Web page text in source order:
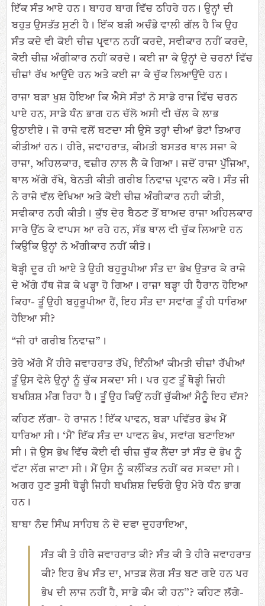
ਇੱਕ ਸੰਤ ਆਏ ਹਨ। ਬਾਹਰ ਬਾਗ ਵਿੱਚ ਠਹਿਰੇ ਹਨ। ਉਨ੍ਹਾਂ ਦੀ
ਬਹੁਤ ਉਸਤੱਤ ਸੁਣੀ ਹੈ। ਇੱਕ ਬੜੀ ਅਚੰਭੇ ਵਾਲੀ ਗੱਲ ਹੈ ਕਿ ਉਹ
ਸੰਤ ਕਦੇ ਵੀ ਕੋਈ ਚੀਜ਼ ਪ੍ਰਵਾਨ ਨਹੀਂ ਕਰਦੇ, ਸਵੀਕਾਰ ਨਹੀਂ ਕਰਦੇ,
ਕੋਈ ਚੀਜ਼ ਅੰਗੀਕਾਰ ਨਹੀਂ ਕਰਦੇ। ਕਈ ਜਾ ਕੇ ਉਨ੍ਹਾਂ ਦੇ ਚਰਨਾਂ ਵਿੱਚ
ਚੀਜ਼ਾਂ ਰੱਖ ਆਉਂਦੇ ਹਨ ਅਤੇ ਕਈ ਜਾ ਕੇ ਚੁੱਕ ਲਿਆਉਂਦੇ ਹਨ।
ਰਾਜਾ ਬੜਾ ਖੁਸ਼ ਹੋਇਆ ਕਿ ਐਸੇ ਸੰਤਾਂ ਨੇ ਸਾਡੇ ਰਾਜ ਵਿੱਚ ਚਰਨ
ਪਾਏ ਹਨ, ਸਾਡੇ ਧੰਨ ਭਾਗ ਹਨ ਚੱਲੋ ਅਸੀ ਵੀ ਚੱਲ ਕੇ ਲਾਭ
ਉਠਾਈਏ। ਜੋ ਰਾਜੇ ਵਲੋਂ ਬਣਦਾ ਸੀ ਉਸੇ ਤਰ੍ਹਾਂ ਦੀਆਂ ਭੇਟਾਂ ਤਿਆਰ
ਕੀਤੀਆਂ ਹਨ। ਹੀਰੇ, ਜਵਾਹਰਾਤ, ਕੀਮਤੀ ਬਸਤਰ ਥਾਲ ਸਜਾ ਕੇ
ਰਾਜਾ, ਅਹਿਲਕਾਰ, ਵਜ਼ੀਰ ਨਾਲ ਲੈ ਕੇ ਗਿਆ। ਜਦੋਂ ਰਾਜਾ ਪੁੱਜਿਆ,
ਥਾਲ ਅੱਗੇ ਰੱਖੇ, ਬੇਨਤੀ ਕੀਤੀ ਗਰੀਬ ਨਿਵਾਜ਼ ਪ੍ਰਵਾਨ ਕਰੋ। ਸੰਤ ਜੀ
ਨੇ ਰਾਜੇ ਵੱਲ ਵੇਖਿਆ ਅਤੇ ਕੋਈ ਚੀਜ਼ ਅੰਗੀਕਾਰ ਨਹੀ ਕੀਤੀ,
ਸਵੀਕਾਰ ਨਹੀ ਕੀਤੀ। ਕੁੱਝ ਦੇਰ ਬੈਠਣ ਤੋਂ ਬਾਅਦ ਰਾਜਾ ਅਹਿਲਕਾਰ
ਸਾਰੇ ਉੱਠ ਕੇ ਵਾਪਸ ਆ ਰਹੇ ਹਨ, ਸੱਭ ਥਾਲ ਵੀ ਚੁੱਕ ਲਿਆਏ ਹਨ
ਕਿਉਂਕਿ ਉਨ੍ਹਾਂ ਨੇ ਅੰਗੀਕਾਰ ਨਹੀਂ ਕੀਤੇ।
ਥੋੜ੍ਹੀ ਦੂਰ ਹੀ ਆਏ ਤੇ ਉਹੀ ਬਹੁਰੂਪੀਆ ਸੰਤ ਦਾ ਭੇਖ ਉਤਾਰ ਕੇ ਰਾਜੇ
ਦੇ ਅੱਗੇ ਹੱਥ ਜੋੜ ਕੇ ਖੜ੍ਹਾ ਹੋ ਗਿਆ। ਰਾਜਾ ਬੜ੍ਹਾ ਹੀ ਹੈਰਾਨ ਹੋਇਆ
ਕਿਹਾ- ਤੂੰ ਉਹੀ ਬਹੁਰੂਪੀਆ ਹੈਂ, ਇਹ ਸੰਤ ਦਾ ਸਵਾਂਗ ਤੂੰ ਹੀ ਧਾਰਿਆ
ਹੋਇਆ ਸੀ?
“ਜੀ ਹਾਂ ਗਰੀਬ ਨਿਵਾਜ਼”।
ਤੇਰੇ ਅੱਗੇ ਮੈਂ ਹੀਰੇ ਜਵਾਹਰਾਤ ਰੱਖੇ, ਇੰਨੀਆਂ ਕੀਮਤੀ ਚੀਜ਼ਾਂ ਰੱਖੀਆਂ
ਤੂੰ ਉਸ ਵੇਲੇ ਉਨ੍ਹਾਂ ਨੂੰ ਚੁੱਕ ਸਕਦਾ ਸੀ। ਪਰ ਹੁਣ ਤੂੰ ਥੋੜ੍ਹੀ ਜਿਹੀ
ਬਖਸ਼ਿਸ਼ ਮੰਗ ਰਿਹਾ ਹੈ। ਤੂੰ ਉਹ ਕਿਉਂ ਨਹੀਂ ਚੁੱਕੀਆਂ ਮੈਨੂੰ ਇਹ ਦੱਸ?
ਕਹਿਣ ਲੱਗਾ- ਹੇ ਰਾਜਨ ! ਇੱਕ ਪਾਵਨ, ਬੜਾ ਪਵਿੱਤਰ ਭੇਖ ਮੈਂ
ਧਾਰਿਆ ਸੀ। ‘ਮੈਂ’ ਇੱਕ ਸੰਤ ਦਾ ਪਾਵਨ ਭੇਖ, ਸਵਾਂਗ ਬਣਾਇਆ
ਸੀ। ਜੇ ਉਸ ਭੇਖ ਵਿੱਚ ਕੋਈ ਵੀ ਚੀਜ਼ ਚੁੱਕ ਲੈਂਦਾ ਤਾਂ ਸੰਤ ਦੇ ਭੇਖ ਨੂੰ
ਵੱਟਾ ਲੱਗ ਜਾਣਾ ਸੀ। ਮੈਂ ਉਸ ਨੂੰ ਕਲੰਕਿਤ ਨਹੀਂ ਕਰ ਸਕਦਾ ਸੀ।
ਅਗਰ ਹੁਣ ਤੁਸੀ ਥੋੜ੍ਹੀ ਜਿਹੀ ਬਖਸ਼ਿਸ਼ ਦਿਓਗੇ ਉਹ ਮੇਰੇ ਧੰਨ ਭਾਗ
ਹਨ।
ਬਾਬਾ ਨੰਦ ਸਿੰਘ ਸਾਹਿਬ ਨੇ ਦੋ ਦਫਾ ਦੁਹਰਾਇਆ,
ਸੰਤ ਕੀ ਤੇ ਹੀਰੇ ਜਵਾਹਰਾਤ ਕੀ? ਸੰਤ ਕੀ ਤੇ ਹੀਰੇ ਜਵਾਹਰਾਤ
ਕੀ? ਇਹ ਭੇਖ ਸੰਤ ਦਾ, ਮਾਤੜ ਲੋਗ ਸੰਤ ਬਣ ਗਏ ਹਨ ਪਰ
ਭੇਖ ਦੀ ਲਾਜ ਨਹੀਂ ਹੈ, ਸਾਡੇ ਕੰਮ ਕੀ ਹਨ”? ਕਹਿਣ ਲੱਗੇ-